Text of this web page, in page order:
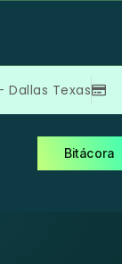
Dallas Texas
Bitácora